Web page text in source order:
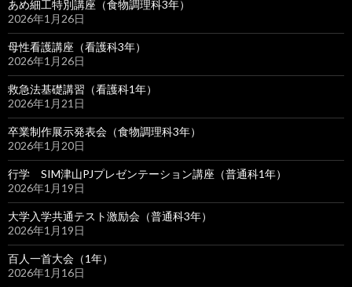
あめ細工特別講座（食物調理科3年）
2026年1月26日
母性看護講座（看護科3年）
2026年1月26日
救急法基礎講習（看護科1年）
2026年1月21日
卒業制作展示発表会（食物調理科3年）
2026年1月20日
行学 SIM津山PJプレゼンテーション講座（普通科1年）
2026年1月19日
大学入学共通テスト激励会（普通科3年）
2026年1月19日
百人一首大会（1年）
2026年1月16日